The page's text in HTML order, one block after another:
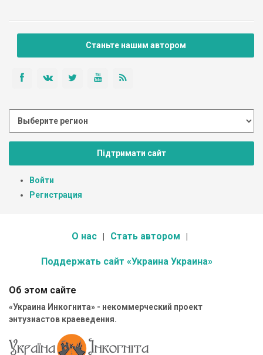
Станьте нашим автором
Підтримати сайт
Войти
Регистрация
О нас Стать автором
Поддержать сайт «Украина Украина»
Об этом сайте
«Украина Инкогнита» - некоммерческий проект
энтузиастов краеведения.